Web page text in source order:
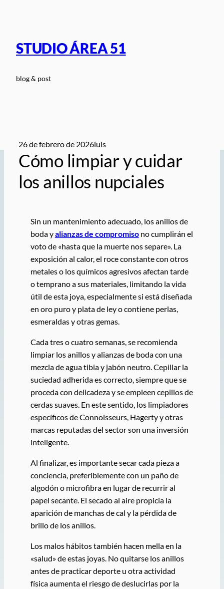
STUDIO ÁREA 51
blog & post
26 de febrero de 2026luis
Cómo limpiar y cuidar
los anillos nupciales
Sin un mantenimiento adecuado, los anillos de
boda yalianzas de compromisono cumplirán el
voto de «hasta que la muerte nos separe». La
exposición al calor, el roce constante con otros
metales o los químicos agresivos afectan tarde
o temprano a sus materiales, limitando la vida
útil de esta joya, especialmente si está diseñada
en oro puro y plata de ley o contiene perlas,
esmeraldas y otras gemas.
Cada tres o cuatro semanas, se recomienda
limpiar los anillos y alianzas de boda con una
mezcla de agua tibia y jabón neutro. Cepillar la
suciedad adherida es correcto, siempre que se
proceda con delicadeza y se empleen cepillos de
cerdas suaves. En este sentido, los limpiadores
específicos de Connoisseurs, Hagerty y otras
marcas reputadas del sector son una inversión
inteligente.
Al finalizar, es importante secar cada pieza a
conciencia, preferiblemente con un paño de
algodón o microfibra en lugar de recurrir al
papel secante. El secado al aire propicia la
aparición de manchas de cal y la pérdida de
brillo de los anillos.
Los malos hábitos también hacen mella en la
«salud» de estas joyas. No quitarse los anillos
antes de practicar deporte u otra actividad
física aumenta el riesgo de deslucirlas por la